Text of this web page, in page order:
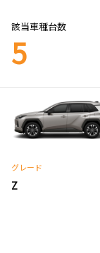
該当車種台数
5
グレード
Z